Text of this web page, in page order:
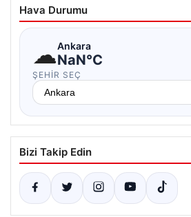
Hava Durumu
☁Ankara
NaN°C
ŞEHIR SEÇ
Bizi Takip Edin